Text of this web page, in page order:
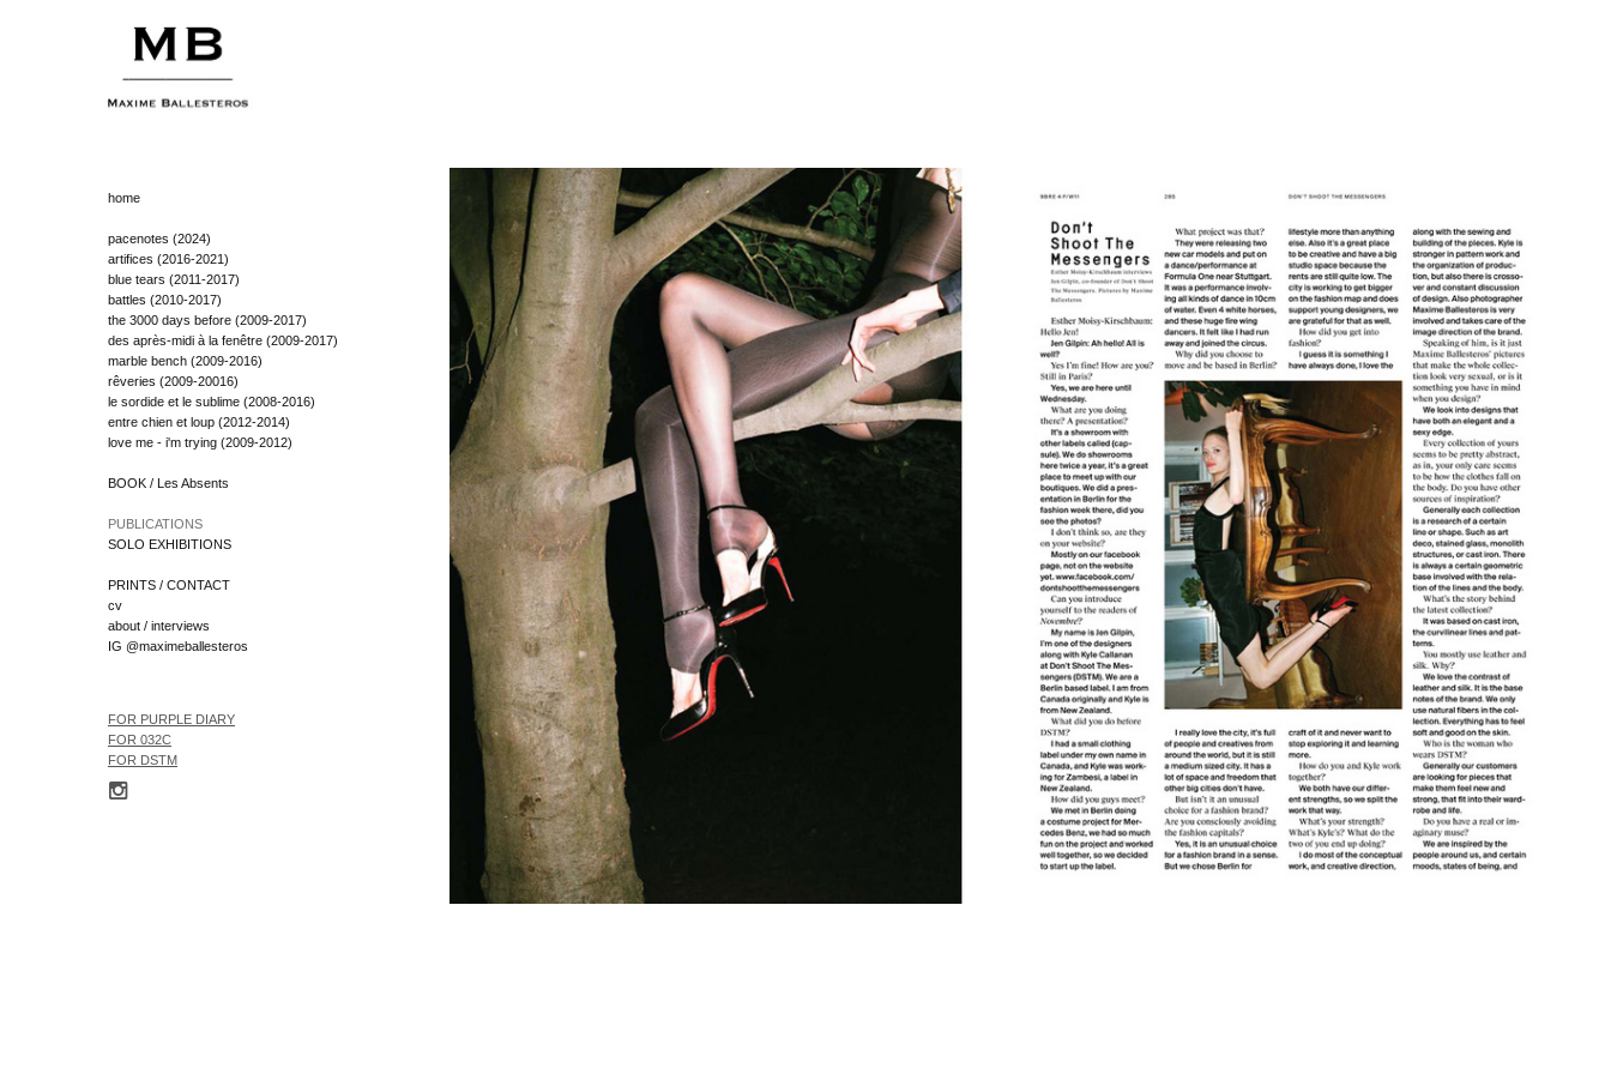
home
pacenotes (2024)
artifices (2016-2021)
blue tears (2011-2017)
battles (2010-2017)
the 3000 days before (2009-2017)
des après-midi à la fenêtre (2009-2017)
marble bench (2009-2016)
rêveries (2009-20016)
le sordide et le sublime (2008-2016)
entre chien et loup (2012-2014)
love me - i'm trying (2009-2012)
BOOK / Les Absents
PUBLICATIONS
SOLO EXHIBITIONS
PRINTS / CONTACT
cv
about / interviews
IG @maximeballesteros
FOR PURPLE DIARY
FOR 032C
FOR DSTM